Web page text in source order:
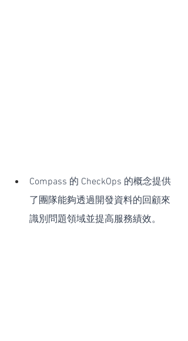
Compass 的 CheckOps 的概念提供
了團隊能夠透過開發資料的回顧來
識別問題領域並提高服務績效。